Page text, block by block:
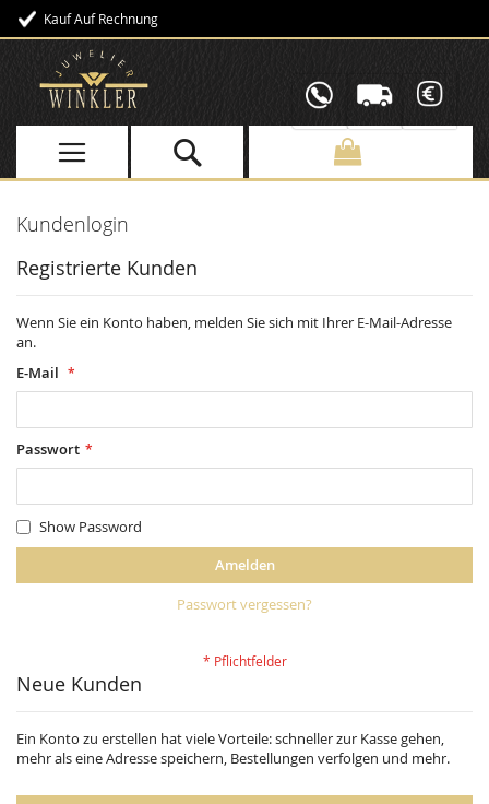
Kauf Auf Rechnung
Direkt
Inhalt
Kundenlogin
Registrierte Kunden
Wenn Sie ein Konto haben, melden Sie sich mit Ihrer E-Mail-Adresse
an.
E-Mail
Passwort
Show Password
Amelden
Passwort vergessen?
Neue Kunden
Ein Konto zu erstellen hat viele Vorteile: schneller zur Kasse gehen,
mehr als eine Adresse speichern, Bestellungen verfolgen und mehr.